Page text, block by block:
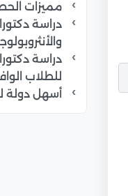
مميزات
دراسة
دراسة
للطلاب
أسهل دولة